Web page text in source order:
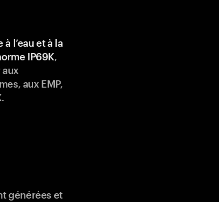
à l’eau et à la
IP69K,
aux EMP,
générées et